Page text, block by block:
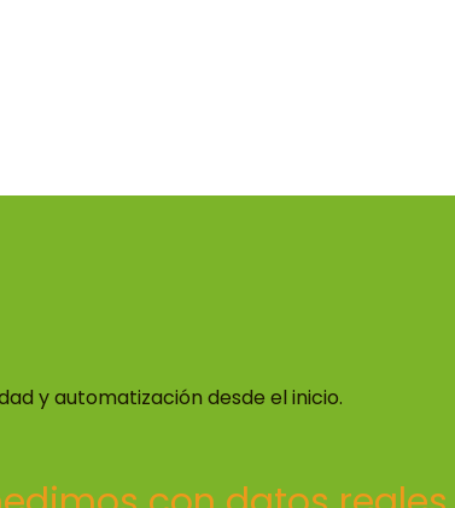
y automatización desde el inicio.